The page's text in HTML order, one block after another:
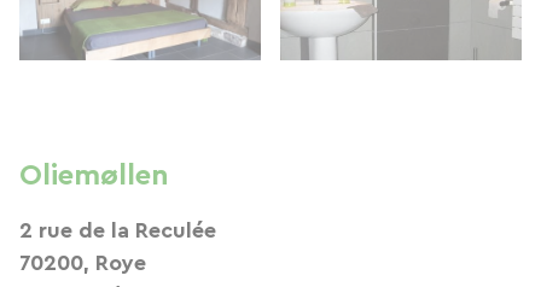
Oliemøllen
2 rue de la Reculée
70200, Roye